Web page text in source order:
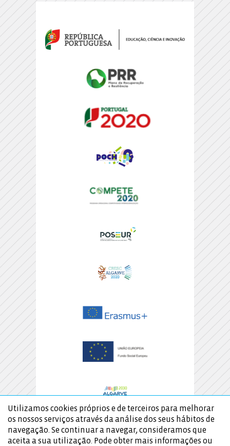
Utilizamos cookies próprios e de terceiros para melhorar
os nossos serviços através da análise dos seus hábitos de
navegação. Se continuar a navegar, consideramos que
aceita a sua utilização. Pode obter mais informações ou